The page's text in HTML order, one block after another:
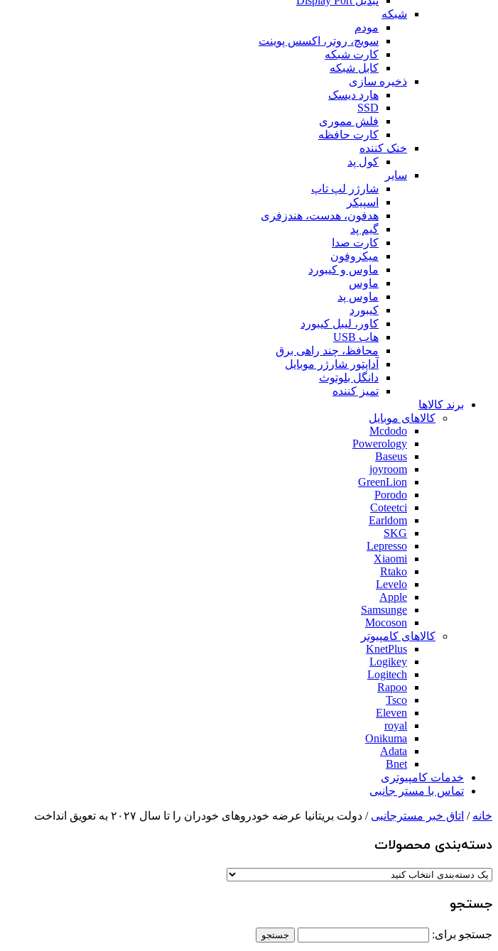
شبکه
مودم
سویچ، روتر، اکسس پوینت
کارت شبکه
کابل شبکه
ذخیره سازی
هارد دیسک
SSD
فلش مموری
کارت حافظه
خنک کننده
کول پد
سایر
شارژر لپ تاپ
اسپیکر
هدفون، هدست، هندزفری
گیم پد
کارت صدا
میکروفون
ماوس و کیبورد
ماوس
ماوس پد
کیبورد
کاور، لیبل کیبورد
هاب USB
محافظ، چند راهی برق
آداپتور شارژر موبایل
دانگل بلوتوث
تمیز کننده
برند کالاها
کالاهای موبایل
Mcdodo
Powerology
Baseus
joyroom
GreenLion
Porodo
Coteetci
Earldom
SKG
Lepresso
Xiaomi
Rtako
Levelo
Apple
Samsunge
Mocoson
کالاهای کامپیوتر
KnetPlus
Logikey
Logitech
Rapoo
Tsco
Eleven
royal
Onikuma
Adata
Bnet
خدمات کامپیوتری
تماس با مستر جانبی
خانه / اتاق خبر مسترجانبی / دولت بریتانیا عرضه خودروهای خودران را تا سال ۲۰۲۷ به تعویق انداخت
دسته‌بندی‌ محصولات
جستجو
جستجو برای: